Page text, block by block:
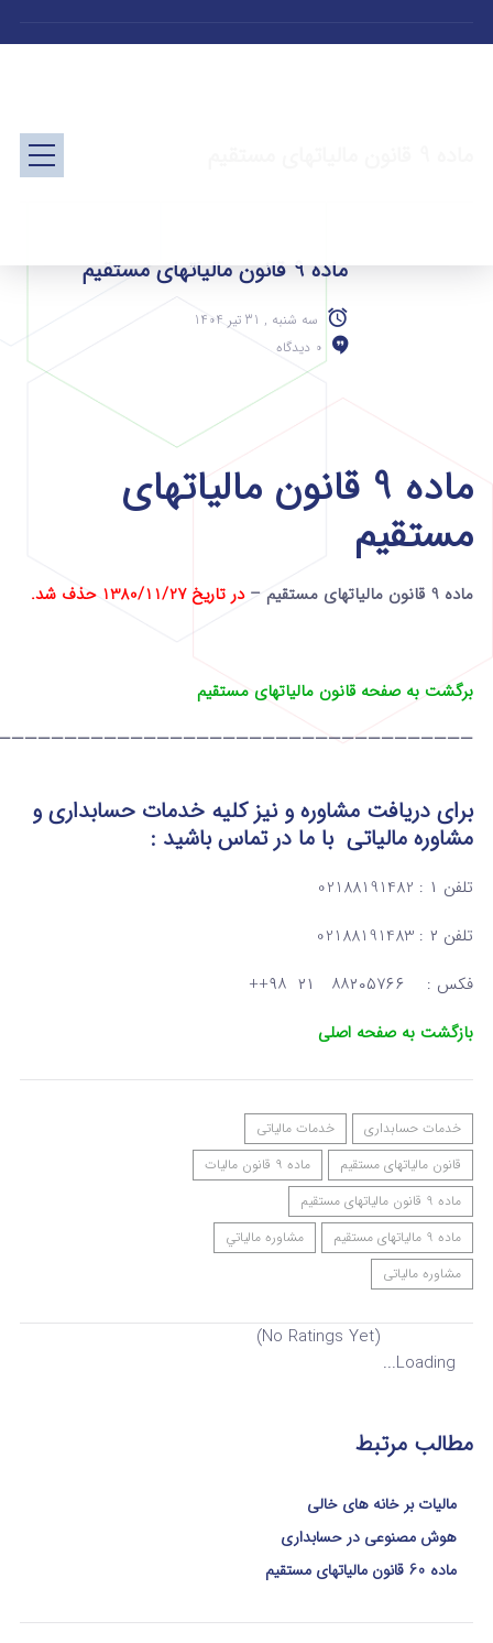
ماده 9 قانون مالیاتهای مستقیم
سه شنبه , 31 تیر 1404
0 دیدگاه
ماده 9 قانون مالیاتهای
مستقیم
ماده 9 قانون مالیاتهای مستقیم – در تاریخ 1380/11/27 حذف شد.
برگشت به صفحه قانون مالیاتهای مستقیم
برای دریافت مشاوره و نیز کلیه خدمات حسابداری و
مشاوره مالیاتیبا ما در تماسباشید :
تلفن ۱ : 02188191482
تلفن ۲ : 02188191483
فکس : ۸۸۲۰۵۷۶۶ ۲۱ ۹۸++
بازگشت به صفحه اصلی
خدمات حسابداری
خدمات مالیاتی
قانون مالیاتهای مستقیم
ماده ۹ قانون مالیات
ماده 9 قانون مالیاتهای مستقیم
ماده 9 مالیاتهای مستقیم
مشاوره مالياتي
مشاوره مالیاتی
(No Ratings Yet)
Loading...
مطالب مرتبط
مالیات بر خانه های خالی
هوش مصنوعی در حسابداری
ماده 60 قانون مالیاتهای مستقیم